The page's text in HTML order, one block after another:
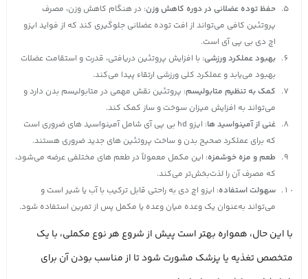
حفظ توده عضلانی در دوره کاهش وزن: در هنگام کاهش وزن، مصرف
پروتئین کافی می‌تواند از افت توده عضلانی جلوگیری کند که از فواید ایزو
اچ دی بی پی آی است.
بهبود عملکرد ورزشی: با افزایش پروتئین دریافتی، قدرت و استقامت عضلات
بهبود می‌یابد و عملکرد کلی ورزشی ارتقاء پیدا می‌کند.
کمک به تنظیم متابولیسم: پروتئین نقش مهمی در متابولیسم بدن دارد و
می‌تواند به افزایش میزان سوخت و ساز کمک کند.
غنی از آمینواسید ها
: ایزو hd بی پی آی شامل آمینواسید های ضروری است
که برای عملکرد صحیح بدن و ساخت پروتئین‌ های جدید ضروری هستند.
طعم و مزه خوشمزه: این مکمل معمولاً در طعم‌ های مختلفی عرضه می‌شود،
که مصرف آن را لذت‌بخش‌تر می‌کند.
سهولت استفاده: ایزو اچ دی به راحتی قابل ترکیب با آب یا شیر است و
می‌تواند به‌عنوان یک وعده میان‌ وعده یا مکمل پس از تمرین استفاده شود.
با این حال، همواره بهتر است پیش از شروع هر نوع مکملی، با یک
متخصص تغذیه یا پزشک مشورت شود تا از مناسب بودن آن برای